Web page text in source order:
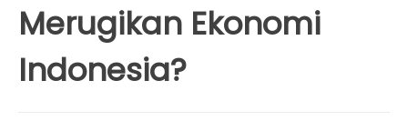
Merugikan Ekonomi
Indonesia?